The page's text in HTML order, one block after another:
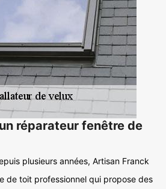
réparateur fenêtre de
plusieurs années, Artisan Franck
de toit professionnel qui propose des